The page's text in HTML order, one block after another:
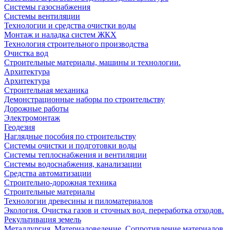
Системы газоснабжения
Системы вентиляции
Технологии и средства очистки воды
Монтаж и наладка систем ЖКХ
Технология строительного производства
Очистка вод
Строительные материалы, машины и технологии.
Архитектура
Архитектура
Cтроительная механика
Демонстрационные наборы по строительству
Дорожные работы
Электромонтаж
Геодезия
Наглядные пособия по строительству
Системы очистки и подготовки воды
Системы теплоснабжения и вентиляции
Системы водоснабжения, канализации
Средства автоматизации
Строительно-дорожная техника
Строительные материалы
Технологии древесины и пиломатериалов
Экология. Очистка газов и сточных вод. переработка отходов.
Рекультивация земель